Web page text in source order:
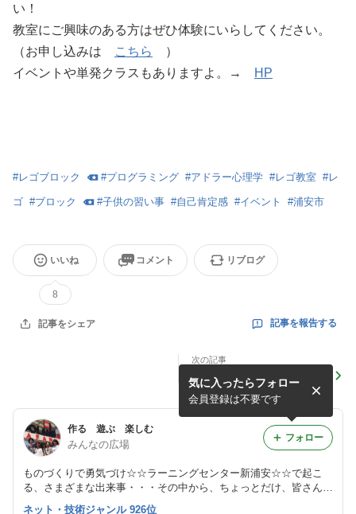
い！
教室にご興味のある方はぜひ体験にいらしてください。
（お申し込みは
こちら
）
イベントや単発クラスもありますよ。→
HP
#レゴブロック #プログラミング #アドラー心理学 #レゴ教室 #レ
ゴ #ブロック #子供の習い事 #自己肯定感 #イベント #浦安市
いいね
8
コメント リブログ
記事をシェア 記事を報告する
次の記事
ブロックレッスンあれこれ
♪レゴのくつ♪
作る 遊ぶ 楽しむ
みんなの広場
ものづくりで勇気づけ☆☆ラーニングセンター新浦安☆☆で起こ
る、さまざまな出来事・・・その中から、ちょっとだけ、皆さんに
気に入ったらフォロー
会員登録は不要です
フォロー
ネット・技術ジャンル 926位